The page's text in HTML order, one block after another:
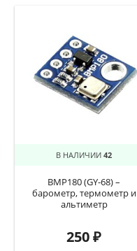
В НАЛИЧИИ 42
BMP180 (GY-68) –
барометр, термометр и
альтиметр
250₽